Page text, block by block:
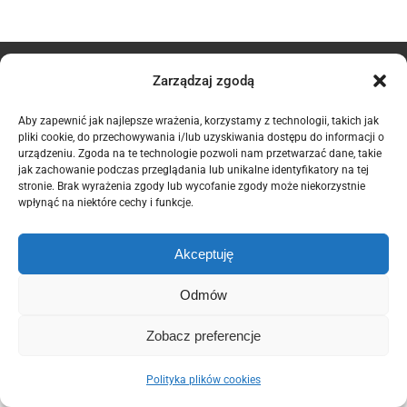
Zarządzaj zgodą
Aby zapewnić jak najlepsze wrażenia, korzystamy z technologii, takich jak
pliki cookie, do przechowywania i/lub uzyskiwania dostępu do informacji o
urządzeniu. Zgoda na te technologie pozwoli nam przetwarzać dane, takie
jak zachowanie podczas przeglądania lub unikalne identyfikatory na tej
stronie. Brak wyrażenia zgody lub wycofanie zgody może niekorzystnie
wpłynąć na niektóre cechy i funkcje.
Akceptuję
Odmów
Zobacz preferencje
Polityka plików cookies
2026 | POZELM | All Rights Reserved. |
Polityka
This site is protected by reCAPTCHA and the GooglePrivacy Policy
andTerms of Serviceapply.
Facebook
Domintell